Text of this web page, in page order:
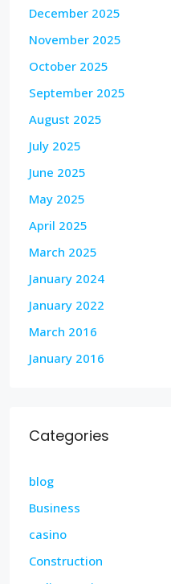
December 2025
November 2025
October 2025
September 2025
August 2025
July 2025
June 2025
May 2025
April 2025
March 2025
January 2024
January 2022
March 2016
January 2016
Categories
blog
Business
casino
Construction